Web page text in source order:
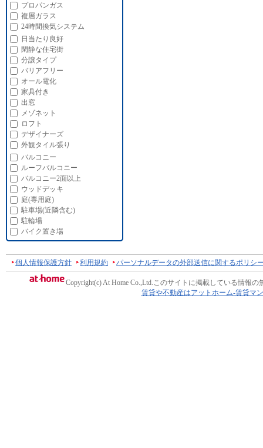
プロパンガス
複層ガラス
24時間換気システム
日当たり良好
閑静な住宅街
分譲タイプ
バリアフリー
オール電化
家具付き
出窓
メゾネット
ロフト
デザイナーズ
外観タイル張り
バルコニー
ルーフバルコニー
バルコニー2面以上
ウッドデッキ
庭(専用庭)
駐車場(近隣含む)
駐輪場
バイク置き場
個人情報保護方針 利用規約 パーソナルデータの外部送信に関するポリシ
Copyright(c) At Home Co.,Ltd.このサイトに掲載している情報の
賃貸や不動産はアットホーム-賃貸マ